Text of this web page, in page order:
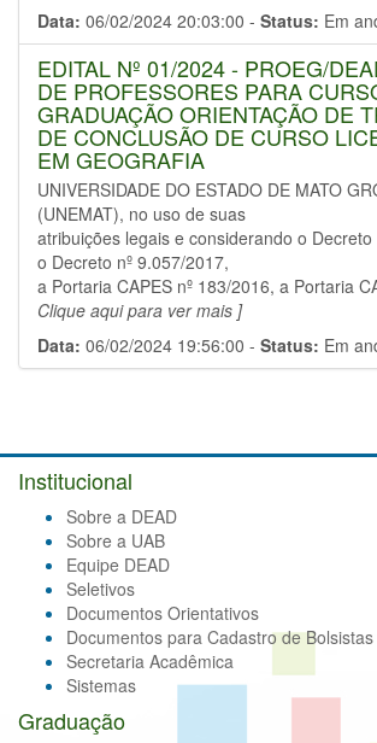
Data: 06/02/2024 20:03:00 - Status: Em
EDITAL Nº 01/2024 - PROEG/
DE PROFESSORES PARA
GRADUAÇÃO ORIENTAÇÃO DE
DE CONCLUSÃO DE CURSO
EM GEOGRAFIA
UNIVERSIDADE DO ESTADO DE MATO
(UNEMAT), no uso de suas
atribuições legais e considerando o Decreto
o Decreto nº 9.057/2017,
a Portaria CAPES nº 183/2016, a Portaria
Clique aqui para ver mais ]
Data: 06/02/2024 19:56:00 - Status: Em
Institucional
Sobre a DEAD
Sobre a UAB
Equipe DEAD
Seletivos
Documentos Orientativos
Documentos para Cadastro de Bolsistas
Secretaria Acadêmica
Sistemas
Graduação